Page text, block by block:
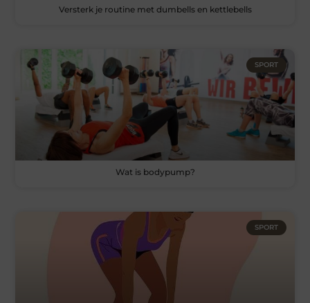
Versterk je routine met dumbells en kettlebells
SPORT
Wat is bodypump?
SPORT